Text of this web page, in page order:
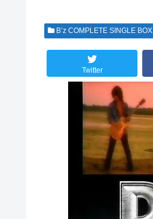
B’z COMPLETE SINGLE BOX
Twitter